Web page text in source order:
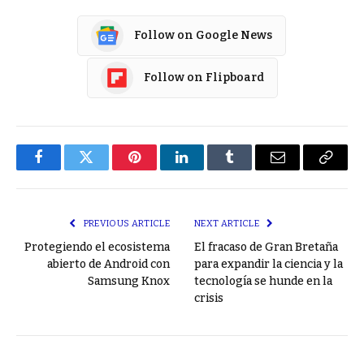
Follow on Google News
Follow on Flipboard
FacebookTwitter PinterestLinkedInTumblr Email
Copy
PREVIOUS ARTICLE
Protegiendo el ecosistema
abierto de Android con
Samsung Knox
NEXT ARTICLE
El fracaso de Gran Bretaña
para expandir la ciencia y la
tecnología se hunde en la
crisis